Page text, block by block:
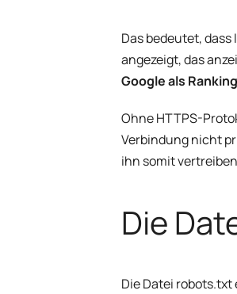
Das bedeutet,
angezeigt, das
Google als
Ohne HTTPS-
Verbindung nicht
ihn somit
Die
Die Datei